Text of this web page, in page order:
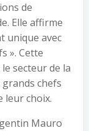
de
Elle affirme
unique avec
». Cette
secteur de la
chefs
leur choix.
Mauro